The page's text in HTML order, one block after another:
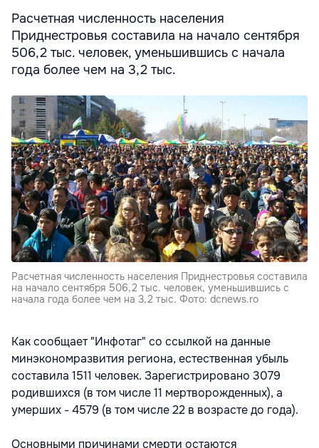
Расчетная численность населения
Приднестровья составила на начало сентября
506,2 тыс. человек, уменьшившись с начала
года более чем на 3,2 тыс.
Расчетная численность населения Приднестровья составила
на начало сентября 506,2 тыс. человек, уменьшившись с
начала года более чем на 3,2 тыс. Фото: dcnews.ro
Как сообщает "Инфотаг" со ссылкой на данные
минэкономразвития региона, естественная убыль
составила 1511 человек. Зарегистрировано 3079
родившихся (в том числе 11 мертворожденных), а
умерших - 4579 (в том числе 22 в возрасте до года).
Основными причинами смерти остаются